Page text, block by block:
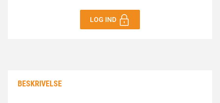
LOG IND
BESKRIVELSE